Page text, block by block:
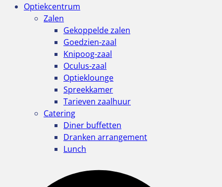
Optiekcentrum
Zalen
Gekoppelde zalen
Goedzien-zaal
Knipoog-zaal
Oculus-zaal
Optieklounge
Spreekkamer
Tarieven zaalhuur
Catering
Diner buffetten
Dranken arrangement
Lunch